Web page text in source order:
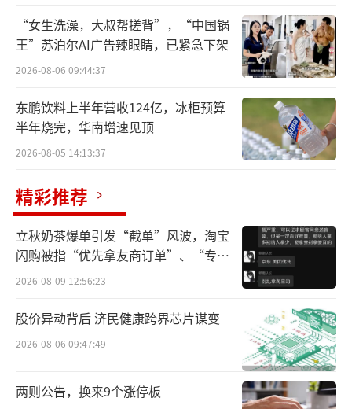
从其业务结构来看，成人鞋类、成人服
装、儿童鞋类、儿童服装等各品类均有不同程
度增长，且电商业务大幅增长45%，成为营收
成人业务中，鞋类高增，服装稳健。鞋类
收入25.75亿元，同比增加12.8%，占成人业务
迭代。服装收入16.01亿元，同比增加1.6%，
增速放缓但毛利率提升1.1个百分点至41.3%，
主因产品结构优化。
儿童业务总收入12.61亿元，同比增加11.
4%，占比22.1%，其中鞋类收入7.12亿元，同
比增加27.8%；服装收入5.22亿元，下滑7.
6%。361度称，主动调整产品组合，短期收入
承压但毛利率保持41%。
“女生洗澡，大叔帮搓背”，“中国锅
王”苏泊尔AI广告辣眼睛，已紧急下架
2026-08-06 09:44:37
东鹏饮料上半年营收124亿，冰柜预算
半年烧完，华南增速见顶
2026-08-05 14:13:37
精彩推荐
立秋奶茶爆单引发“截单”风波，淘宝
闪购被指“优先拿友商订单”、“专挑
贵的拿”
2026-08-09 12:56:23
股价异动背后 济民健康跨界芯片谋变
2026-08-06 09:47:49
两则公告，换来9个涨停板